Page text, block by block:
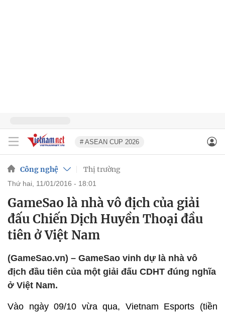
# ASEAN CUP 2026
Công nghệ Thị trường
thứ hai, 11/01/2016 - 18:01
GameSao là nhà vô địch của giải
đấu Chiến Dịch Huyền Thoại đầu
tiên ở Việt Nam
(GameSao.vn) – GameSao vinh dự là nhà vô
địch đầu tiên của một giải đấu CDHT đúng nghĩa
ở Việt Nam.
Vào ngày 09/10 vừa qua, Vietnam Esports (tiền